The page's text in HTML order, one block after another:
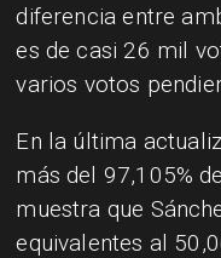
diferencia entre
es de casi 26 mil
varios votos
En la última
más del 97,105%
muestra que
equivalentes al